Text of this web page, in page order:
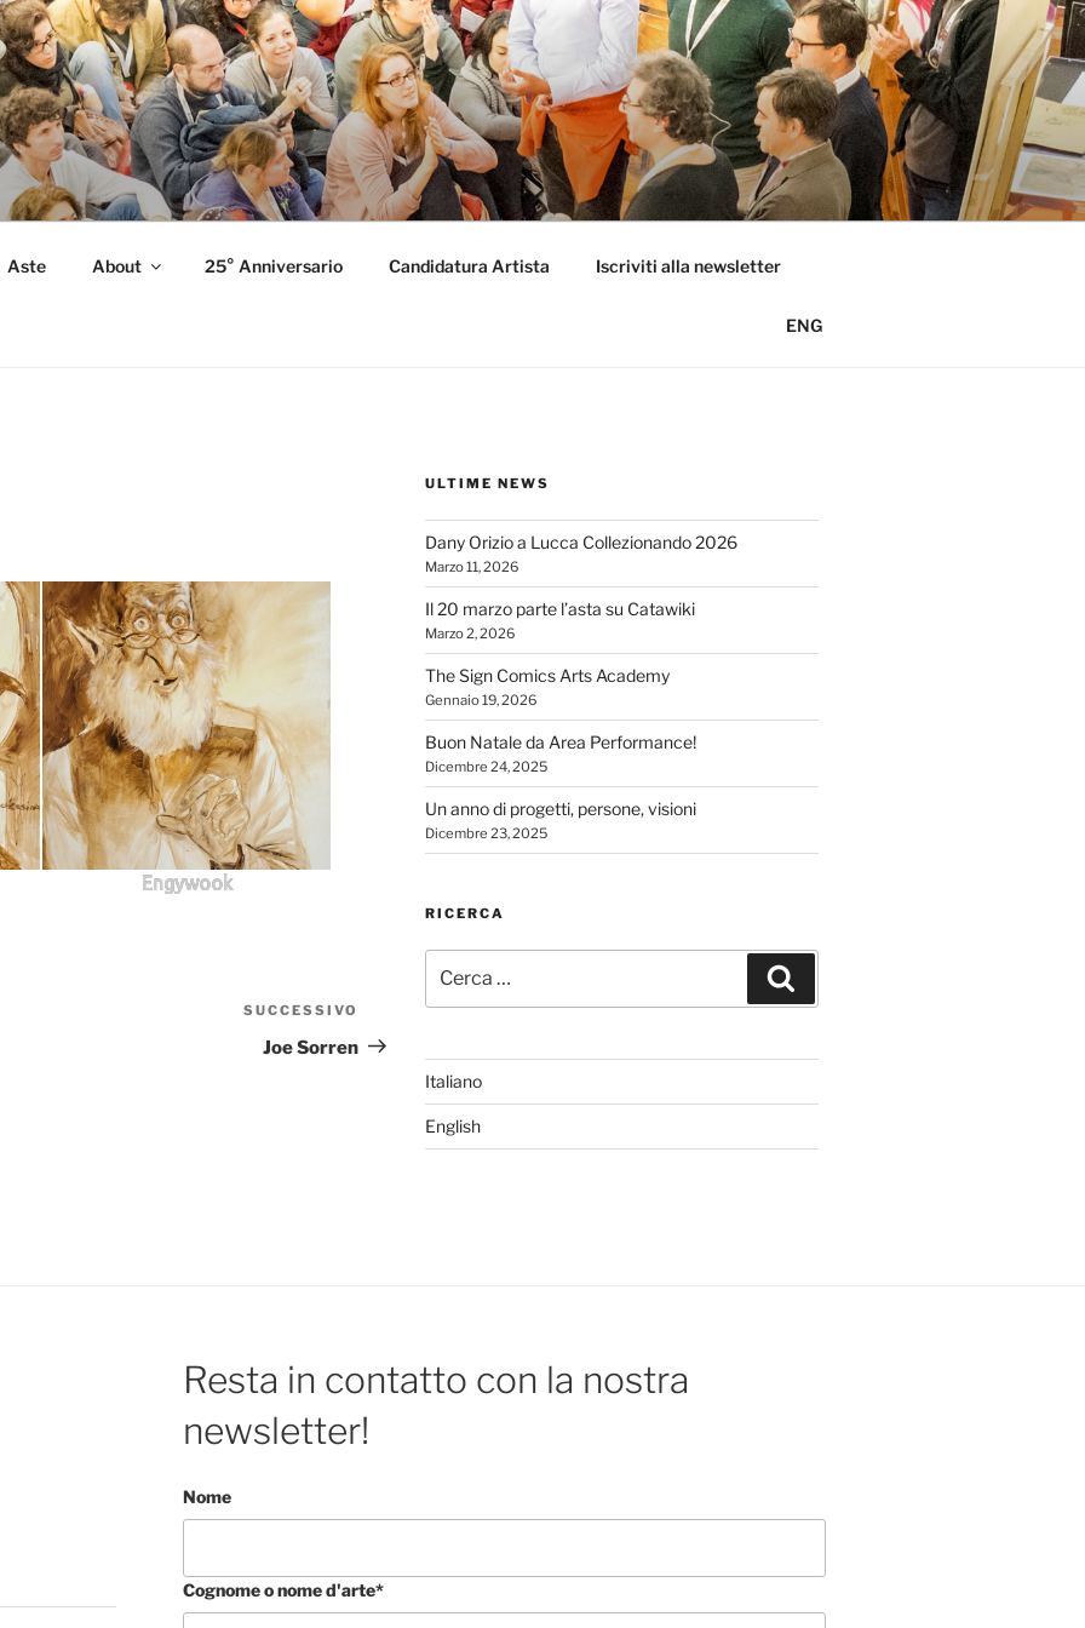
Aste About 25° Anniversario Candidatura Artista Iscriviti alla newsletter
ENG
Engywook
Articolo
successivo
SUCCESSIVO
Joe Sorren
ULTIME NEWS
Dany Orizio a Lucca Collezionando 2026
Marzo 11, 2026
Il 20 marzo parte l’asta su Catawiki
Marzo 2, 2026
The Sign Comics Arts Academy
Gennaio 19, 2026
Buon Natale da Area Performance!
Dicembre 24, 2025
Un anno di progetti, persone, visioni
Dicembre 23, 2025
RICERCA
Italiano
English
Resta in contatto con la nostra
newsletter!
Nome
Cognome o nome d'arte*